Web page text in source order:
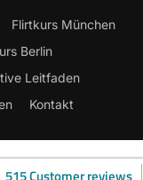
515 Customer reviews
Flirtkurs München
Berlin
Leitfaden
Kontakt